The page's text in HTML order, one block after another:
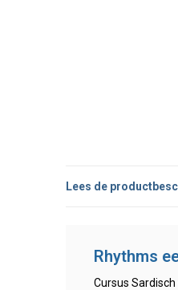
Lees de
Rhythms
Cursus